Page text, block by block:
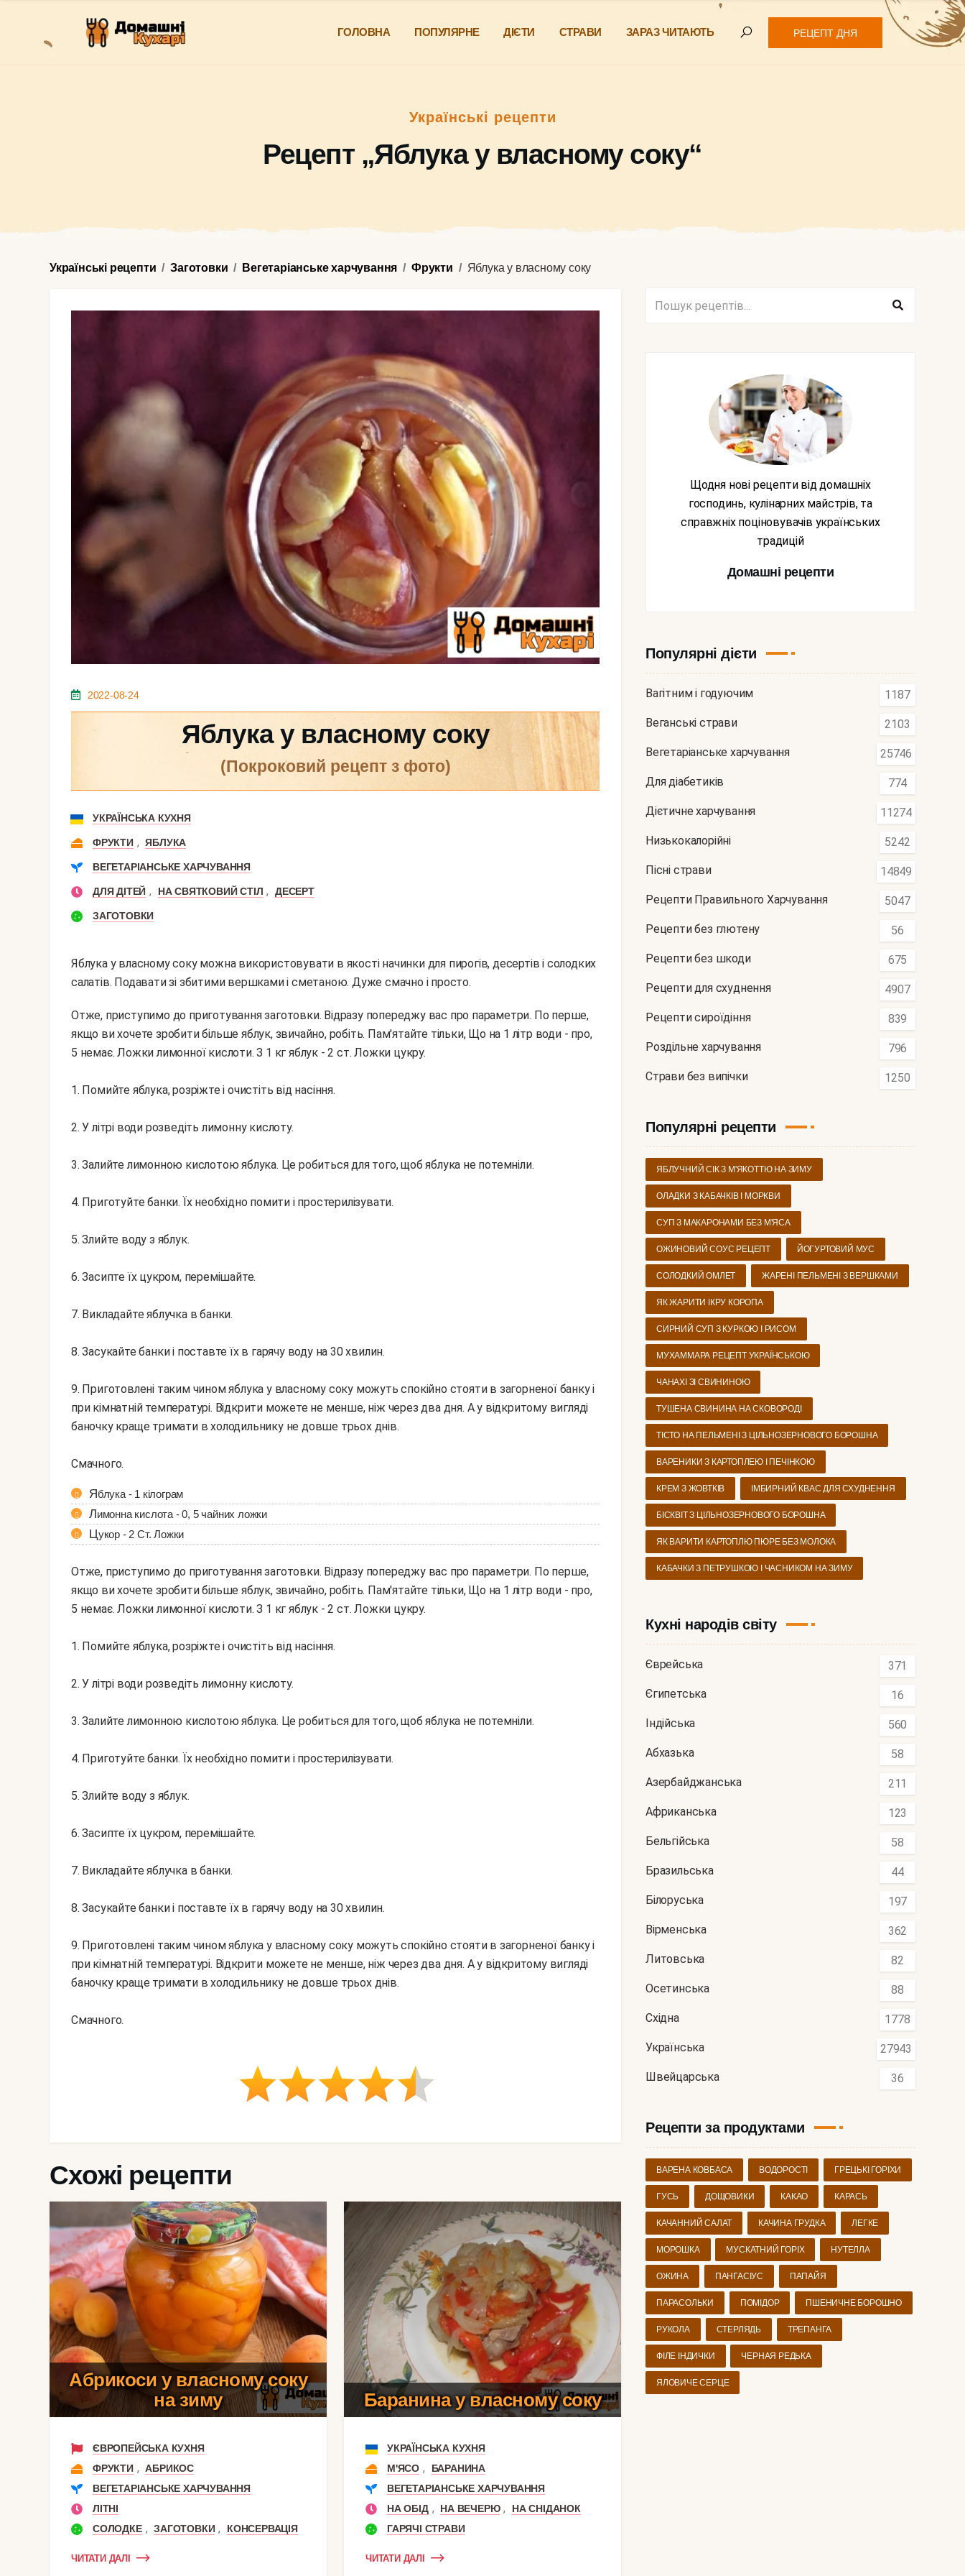
ГОЛОВНА ПОПУЛЯРНЕ ДІЄТИ СТРАВИ ЗАРАЗ ЧИТАЮТЬ РЕЦЕПТ ДНЯ
Українські рецепти
Рецепт „Яблука у власному соку“
Українські рецепти Заготовки Вегетаріанське харчування Фрукти Яблука у власному соку
2022-08-24
Яблука у власному соку
(покроковий рецепт з фото)
УКРАЇНСЬКА КУХНЯ
ФРУКТИ , ЯБЛУКА
ВЕГЕТАРІАНСЬКЕ ХАРЧУВАННЯ
ДЛЯ ДІТЕЙ , НА СВЯТКОВИЙ СТІЛ , ДЕСЕРТ
ЗАГОТОВКИ
Яблука у власному соку можна використовувати в якості начинки для пирогів, десертів і солодких
салатів. Подавати зі збитими вершками і сметаною. Дуже смачно і просто.
Отже, приступимо до приготування заготовки. Відразу попереджу вас про параметри. По перше,
якщо ви хочете зробити більше яблук, звичайно, робіть. Пам'ятайте тільки, Що на 1 літр води - про,
5 немає. Ложки лимонної кислоти. З 1 кг яблук - 2 ст. Ложки цукру.
1. Помийте яблука, розріжте і очистіть від насіння.
2. У літрі води розведіть лимонну кислоту.
3. Залийте лимонною кислотою яблука. Це робиться для того, щоб яблука не потемніли.
4. Приготуйте банки. Їх необхідно помити і простерилізувати.
5. Злийте воду з яблук.
6. Засипте їх цукром, перемішайте.
7. Викладайте яблучка в банки.
8. Засукайте банки і поставте їх в гарячу воду на 30 хвилин.
9. Приготовлені таким чином яблука у власному соку можуть спокійно стояти в загорненої банку і
при кімнатній температурі. Відкрити можете не менше, ніж через два дня. А у відкритому вигляді
баночку краще тримати в холодильнику не довше трьох днів.
Смачного.
Яблука - 1 кілограм
Лимонна кислота - 0, 5 чайних ложки
Цукор - 2 Ст. Ложки
Отже, приступимо до приготування заготовки. Відразу попереджу вас про параметри. По перше,
якщо ви хочете зробити більше яблук, звичайно, робіть. Пам'ятайте тільки, Що на 1 літр води - про,
5 немає. Ложки лимонної кислоти. З 1 кг яблук - 2 ст. Ложки цукру.
1. Помийте яблука, розріжте і очистіть від насіння.
2. У літрі води розведіть лимонну кислоту.
3. Залийте лимонною кислотою яблука. Це робиться для того, щоб яблука не потемніли.
4. Приготуйте банки. Їх необхідно помити і простерилізувати.
5. Злийте воду з яблук.
6. Засипте їх цукром, перемішайте.
7. Викладайте яблучка в банки.
8. Засукайте банки і поставте їх в гарячу воду на 30 хвилин.
9. Приготовлені таким чином яблука у власному соку можуть спокійно стояти в загорненої банку і
при кімнатній температурі. Відкрити можете не менше, ніж через два дня. А у відкритому вигляді
баночку краще тримати в холодильнику не довше трьох днів.
Смачного.
Схожі рецепти
Абрикоси у власному соку
на зиму
ЄВРОПЕЙСЬКА КУХНЯ
ФРУКТИ , АБРИКОС
ВЕГЕТАРІАНСЬКЕ ХАРЧУВАННЯ
ЛІТНІ
СОЛОДКЕ , ЗАГОТОВКИ , КОНСЕРВАЦІЯ
ЧИТАТИ ДАЛІ
Баранина у власному соку
УКРАЇНСЬКА КУХНЯ
М'ЯСО ,
БАРАНИНА
ВЕГЕТАРІАНСЬКЕ ХАРЧУВАННЯ
НА ОБІД , НА ВЕЧЕРЮ ,
НА СНІДАНОК
ГАРЯЧІ СТРАВИ
ЧИТАТИ ДАЛІ
Щодня нові рецепти від домашніх
господинь, кулінарних майстрів, та
справжніх поціновувачів українських
традицій
Домашні рецепти
Популярні дієти
Вагітним і годуючим 1187
Веганські страви 2103
Вегетаріанське харчування 25746
Для діабетиків 774
Дієтичне харчування 11274
Низькокалорійні 5242
Пісні страви 14849
Рецепти Правильного Харчування 5047
Рецепти без глютену 56
Рецепти без шкоди 675
Рецепти для схуднення 4907
Рецепти сироїдіння 839
Роздільне харчування 796
Страви без випічки 1250
Популярні рецепти
ЯБЛУЧНИЙ СІК З М'ЯКОТТЮ НА ЗИМУ
ОЛАДКИ З КАБАЧКІВ І МОРКВИ
СУП З МАКАРОНАМИ БЕЗ М'ЯСА
ОЖИНОВИЙ СОУС РЕЦЕПТ ЙОГУРТОВИЙ МУС
СОЛОДКИЙ ОМЛЕТ ЖАРЕНІ ПЕЛЬМЕНІ З ВЕРШКАМИ
ЯК ЖАРИТИ ІКРУ КОРОПА
СИРНИЙ СУП З КУРКОЮ І РИСОМ
МУХАММАРА РЕЦЕПТ УКРАЇНСЬКОЮ
ЧАНАХІ ЗІ СВИНИНОЮ
ТУШЕНА СВИНИНА НА СКОВОРОДІ
ТІСТО НА ПЕЛЬМЕНІ З ЦІЛЬНОЗЕРНОВОГО БОРОШНА
ВАРЕНИКИ З КАРТОПЛЕЮ І ПЕЧІНКОЮ
КРЕМ З ЖОВТКІВ ІМБИРНИЙ КВАС ДЛЯ СХУДНЕННЯ
БІСКВІТ З ЦІЛЬНОЗЕРНОВОГО БОРОШНА
ЯК ВАРИТИ КАРТОПЛЮ ПЮРЕ БЕЗ МОЛОКА
КАБАЧКИ З ПЕТРУШКОЮ І ЧАСНИКОМ НА ЗИМУ
Кухні народів світу
Єврейська 371
Єгипетська 16
Індійська 560
Абхазька 58
Азербайджанська 211
Африканська 123
Бельгійська 58
Бразильська 44
Білоруська 197
Вірменська 362
Литовська 82
Осетинська 88
Східна 1778
Українська 27943
Швейцарська 36
Рецепти за продуктами
ВАРЕНА КОВБАСА ВОДОРОСТІ ГРЕЦЬКІ ГОРІХИ
ГУСЬ ДОЩОВИКИ КАКАО КАРАСЬ
КАЧАННИЙ САЛАТ КАЧИНА ГРУДКА ЛЕГКЕ
МОРОШКА МУСКАТНИЙ ГОРІХ НУТЕЛЛА
ОЖИНА ПАНГАСІУС ПАПАЙЯ
ПАРАСОЛЬКИ ПОМІДОР ПШЕНИЧНЕ БОРОШНО
РУКОЛА СТЕРЛЯДЬ ТРЕПАНГА
ФІЛЕ ІНДИЧКИ ЧЕРНАЯ РЕДЬКА
ЯЛОВИЧЕ СЕРЦЕ